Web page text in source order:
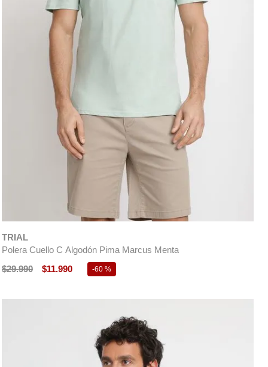
TRIAL
Polera Cuello C Algodón Pima Marcus Menta
$29.990 $11.990 -60 %